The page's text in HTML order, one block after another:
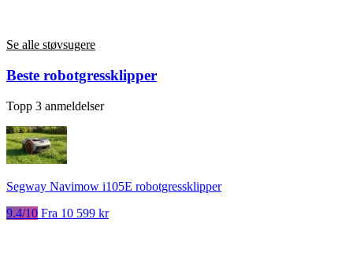
Se alle støvsugere
Beste robotgressklipper
Topp 3 anmeldelser
Segway Navimow i105E robotgressklipper
9.4/10 Fra 10 599 kr